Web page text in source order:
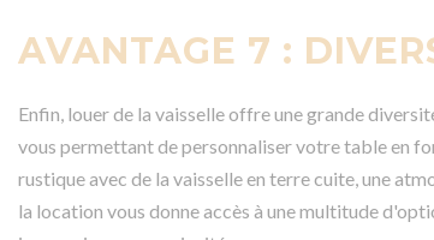
AVANTAGE 7 :
Enfin, louer de la vaisselle offre une grande
vous permettant de personnaliser votre table en
rustique avec de la vaisselle en terre cuite, une
la location vous donne accès à une multitude